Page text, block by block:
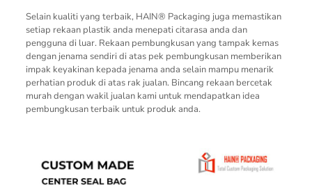
Selain kualiti yang terbaik, HAIN® Packaging juga memastikan
setiap rekaan plastik anda menepati citarasa anda dan
pengguna di luar. Rekaan pembungkusan yang tampak kemas
dengan jenama sendiri di atas pek pembungkusan memberikan
impak keyakinan kepada jenama anda selain mampu menarik
perhatian produk di atas rak jualan. Bincang rekaan bercetak
murah dengan wakil jualan kami untuk mendapatkan idea
pembungkusan terbaik untuk produk anda.